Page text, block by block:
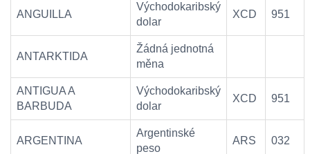
ANGUILLA
Východokaribský
dolar
XCD 951
ANTARKTIDA
Žádná jednotná
měna
ANTIGUA A
BARBUDA
Východokaribský
dolar
XCD 951
ARGENTINA
Argentinské
peso
ARS 032